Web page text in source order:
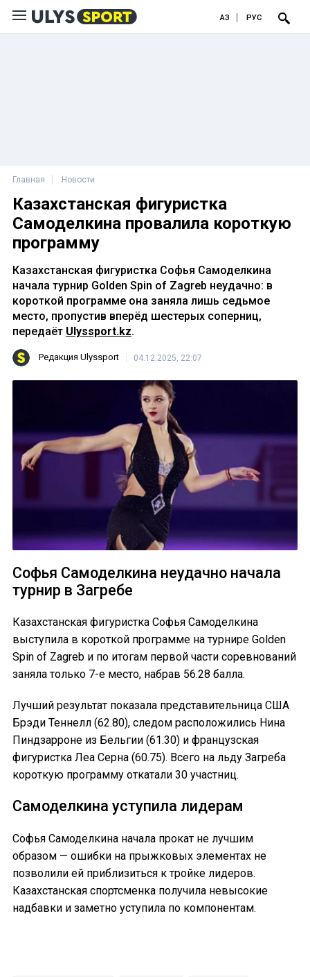
ҚАЗ РУС
Главная Новости
Казахстанская фигуристка
Самоделкина провалила короткую
программу
Казахстанская фигуристка Софья Самоделкина
начала турнир Golden Spin of Zagreb неудачно: в
короткой программе она заняла лишь седьмое
место, пропустив вперёд шестерых соперниц,
передаёт Ulyssport.kz.
Редакция Ulyssport 04.12.2025, 22:07
Софья Самоделкина неудачно начала
турнир в Загребе
Казахстанская фигуристка Софья Самоделкина
выступила в короткой программе на турнире Golden
Spin of Zagreb и по итогам первой части соревнований
заняла только 7-е место, набрав 56.28 балла.
Лучший результат показала представительница США
Брэди Теннелл (62.80), следом расположились Нина
Пиндзарроне из Бельгии (61.30) и французская
фигуристка Леа Серна (60.75). Всего на льду Загреба
короткую программу откатали 30 участниц.
Самоделкина уступила лидерам
Софья Самоделкина начала прокат не лучшим
образом — ошибки на прыжковых элементах не
позволили ей приблизиться к тройке лидеров.
Казахстанская спортсменка получила невысокие
надбавки и заметно уступила по компонентам.